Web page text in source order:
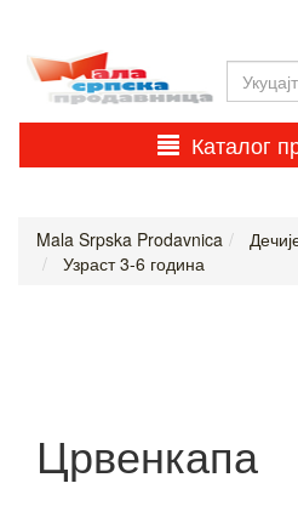
Каталог
Mala Srpska Prodavnica
Узраст 3-6 година
Црвенкапа